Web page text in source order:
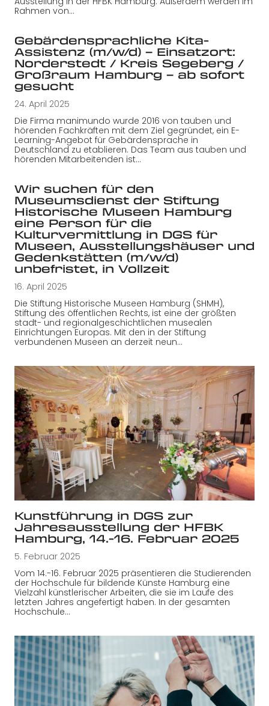
Rahmen von…
Gebärdensprachliche Kita-
Assistenz (m/w/d) – Einsatzort:
Norderstedt / Kreis Segeberg /
Großraum Hamburg – ab sofort
gesucht
24. April 2025
Die Firma manimundo wurde 2016 von tauben und
hörenden Fachkräften mit dem Ziel gegründet, ein E-
Learning-Angebot für Gebärdensprache in
Deutschland zu etablieren. Das Team aus tauben und
hörenden Mitarbeitenden ist…
Wir suchen für den
Museumsdienst der Stiftung
Historische Museen Hamburg
eine Person für die
Kulturvermittlung in DGS für
Museen, Ausstellungshäuser und
Gedenkstätten (m/w/d)
unbefristet, in Vollzeit
16. April 2025
Die Stiftung Historische Museen Hamburg (SHMH),
Stiftung des öffentlichen Rechts, ist eine der größten
stadt- und regionalgeschichtlichen musealen
Einrichtungen Europas. Mit den in der Stiftung
verbundenen Museen an derzeit neun…
Kunstführung in DGS zur
Jahresausstellung der HFBK
Hamburg, 14.-16. Februar 2025
5. Februar 2025
Vom 14.-16. Februar 2025 präsentieren die Studierenden
der Hochschule für bildende Künste Hamburg eine
Vielzahl künstlerischer Arbeiten, die sie im Laufe des
letzten Jahres angefertigt haben. In der gesamten
Hochschule…